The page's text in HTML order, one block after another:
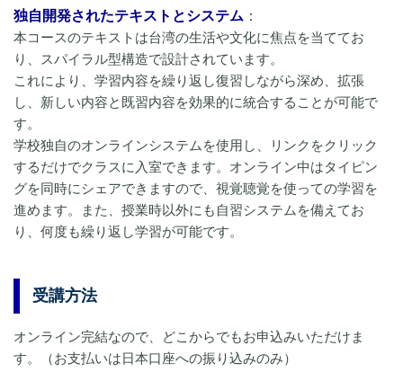
独自開発されたテキストとシステム ：
本コースのテキストは台湾の生活や文化に焦点を当ててお
り、スパイラル型構造で設計されています。
これにより、学習内容を繰り返し復習しながら深め、拡張
し、新しい内容と既習内容を効果的に統合することが可能で
す。
学校独自のオンラインシステムを使用し、リンクをクリック
するだけでクラスに入室できます。オンライン中はタイピン
グを同時にシェアできますので、視覚聴覚を使っての学習を
進めます。また、授業時以外にも自習システムを備えてお
り、何度も繰り返し学習が可能です。
受講方法
オンライン完結なので、どこからでもお申込みいただけま
す。（お支払いは日本口座への振り込みのみ）